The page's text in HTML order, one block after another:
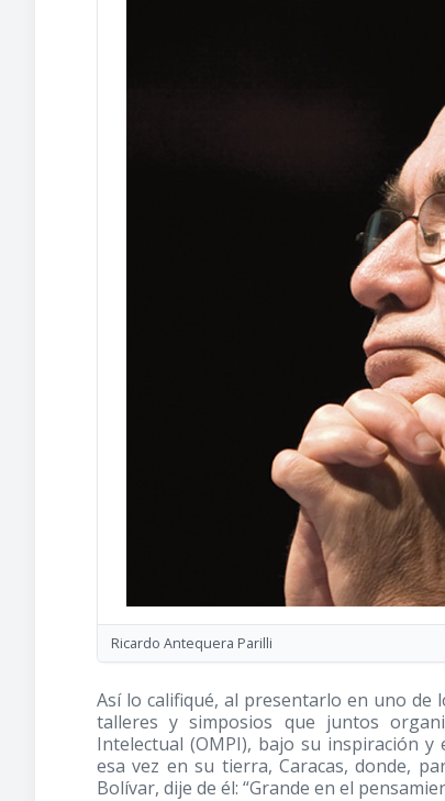
Ricardo Antequera Parilli
Así lo califiqué, al presentarlo en uno de
talleres y simposios que juntos
Intelectual (OMPI), bajo su inspiración
esa vez en su tierra, Caracas, donde,
Bolívar, dije de él: “Grande en el